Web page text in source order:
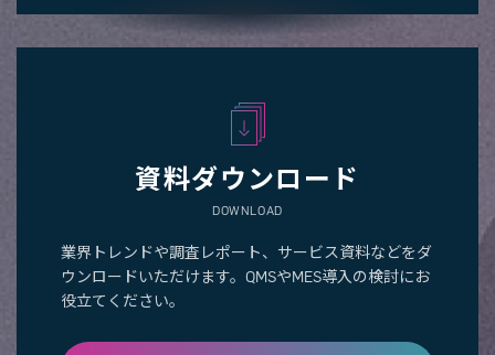
資料ダウンロード
DOWNLOAD
業界トレンドや調査レポート、サービス資料などをダ
ウンロードいただけます。QMSやMES導入の検討にお
役立てください。